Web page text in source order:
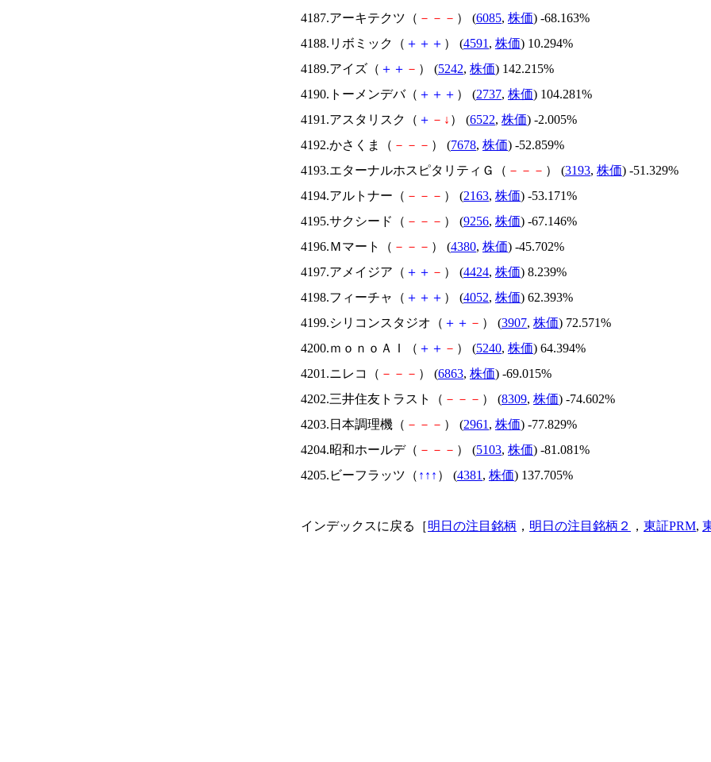
4187.アーキテクツ（ － － － ） (6085, 株価) -68.163%
4188.リボミック（ ＋ ＋ ＋ ） (4591 , 株価) 10.294%
4189.アイズ（ ＋ ＋ － ） (5242, 株価) 142.215%
4190.トーメンデバ（ ＋ ＋ ＋ ） (2737, 株価) 104.281%
4191.アスタリスク（ ＋ － ↓ ） (6522, 株価) -2.005%
4192.かさくま（ － － － ） (7678, 株価) -52.859%
4193.エターナルホスピタリティＧ（ － － － ） (3193, 株価) -51.329%
4194.アルトナー（ － － － ） (2163, 株価) -53.171%
4195.サクシード（ － － － ） (9256, 株価) -67.146%
4196.Ｍマート（ － － － ） (4380, 株価) -45.702%
4197.アメイジア（ ＋ ＋ － ） (4424, 株価) 8.239%
4198.フィーチャ（ ＋ ＋ ＋ ） (4052, 株価) 62.393%
4199.シリコンスタジオ（ ＋ ＋ － ） (3907, 株価) 72.571%
4200.ｍｏｎｏＡＩ（ ＋ ＋ － ） (5240, 株価) 64.394%
4201.ニレコ（ － － － ） (6863, 株価) -69.015%
4202.三井住友トラスト（ － － － ） (8309, 株価) -74.602%
4203.日本調理機（ － － － ） (2961 , 株価) -77.829%
4204.昭和ホールデ（ － － － ） (5103, 株価) -81.081%
4205.ビーフラッツ（ ↑ ↑ ↑ ） (4381 , 株価) 137.705%
インデックスに戻る［明日の注目銘柄 ， 明日の注目銘柄２ ， 東証PRM,